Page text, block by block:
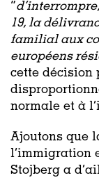
“
19, la
familial aux
européens
cette décision
normale et à
Ajoutons que
l’immigration
Stojberg a